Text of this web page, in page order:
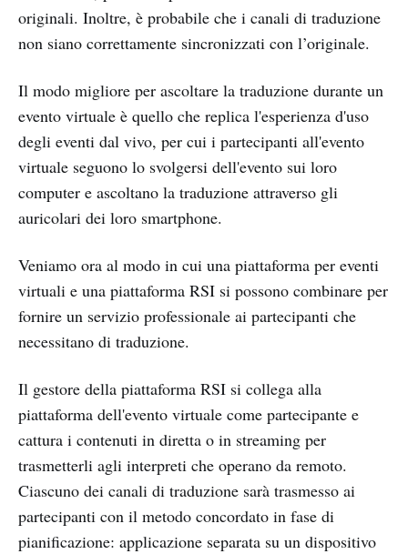
originali. Inoltre, è probabile che i canali di traduzione
non siano correttamente sincronizzati con l’originale.
Il modo migliore per ascoltare la traduzione durante un
evento virtuale è quello che replica l'esperienza d'uso
degli eventi dal vivo, per cui i partecipanti all'evento
virtuale seguono lo svolgersi dell'evento sui loro
computer e ascoltano la traduzione attraverso gli
auricolari dei loro smartphone.
Veniamo ora al modo in cui una piattaforma per eventi
virtuali e una piattaforma RSI si possono combinare per
fornire un servizio professionale ai partecipanti che
necessitano di traduzione.
Il gestore della piattaforma RSI si collega alla
piattaforma dell'evento virtuale come partecipante e
cattura i contenuti in diretta o in streaming per
trasmetterli agli interpreti che operano da remoto.
Ciascuno dei canali di traduzione sarà trasmesso ai
partecipanti con il metodo concordato in fase di
pianificazione: applicazione separata su un dispositivo